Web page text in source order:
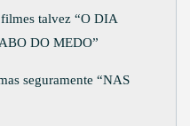
talvez “O DIA
DO MEDO”
seguramente “NAS